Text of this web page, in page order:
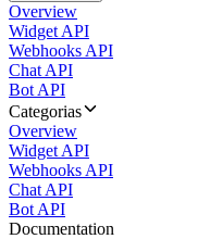
Overview
Widget API
Webhooks API
Chat API
Bot API
Categorias
Overview
Widget API
Webhooks API
Chat API
Bot API
Documentation